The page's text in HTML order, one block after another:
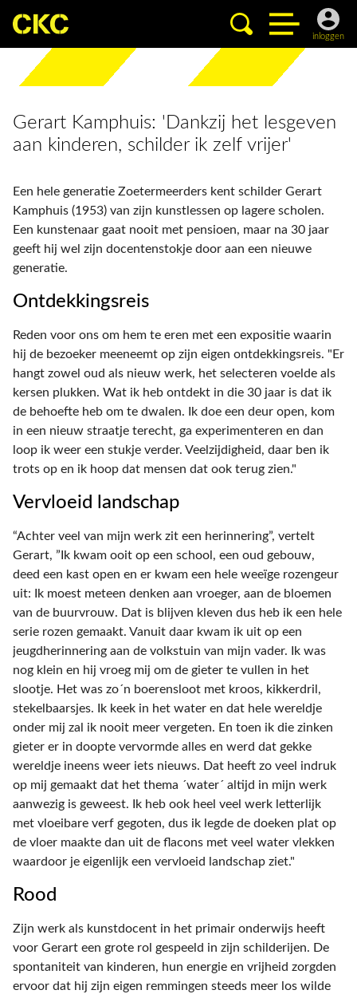
inloggen
Gerart Kamphuis: 'Dankzij het lesgeven
aan kinderen, schilder ik zelf vrijer'
Een hele generatie Zoetermeerders kent schilder Gerart
Kamphuis (1953) van zijn kunstlessen op lagere scholen.
Een kunstenaar gaat nooit met pensioen, maar na 30 jaar
geeft hij wel zijn docentenstokje door aan een nieuwe
generatie.
Ontdekkingsreis
Reden voor ons om hem te eren met een expositie waarin
hij de bezoeker meeneemt op zijn eigen ontdekkingsreis. "Er
hangt zowel oud als nieuw werk, het selecteren voelde als
kersen plukken. Wat ik heb ontdekt in die 30 jaar is dat ik
de behoefte heb om te dwalen. Ik doe een deur open, kom
in een nieuw straatje terecht, ga experimenteren en dan
loop ik weer een stukje verder. Veelzijdigheid, daar ben ik
trots op en ik hoop dat mensen dat ook terug zien."
Vervloeid landschap
“Achter veel van mijn werk zit een herinnering”, vertelt
Gerart, ”Ik kwam ooit op een school, een oud gebouw,
deed een kast open en er kwam een hele weeïge rozengeur
uit: Ik moest meteen denken aan vroeger, aan de bloemen
van de buurvrouw. Dat is blijven kleven dus heb ik een hele
serie rozen gemaakt. Vanuit daar kwam ik uit op een
jeugdherinnering aan de volkstuin van mijn vader. Ik was
nog klein en hij vroeg mij om de gieter te vullen in het
slootje. Het was zo´n boerensloot met kroos, kikkerdril,
stekelbaarsjes. Ik keek in het water en dat hele wereldje
onder mij zal ik nooit meer vergeten. En toen ik die zinken
gieter er in doopte vervormde alles en werd dat gekke
wereldje ineens weer iets nieuws. Dat heeft zo veel indruk
op mij gemaakt dat het thema ´water´ altijd in mijn werk
aanwezig is geweest. Ik heb ook heel veel werk letterlijk
met vloeibare verf gegoten, dus ik legde de doeken plat op
de vloer maakte dan uit de flacons met veel water vlekken
waardoor je eigenlijk een vervloeid landschap ziet."
Rood
Zijn werk als kunstdocent in het primair onderwijs heeft
voor Gerart een grote rol gespeeld in zijn schilderijen. De
spontaniteit van kinderen, hun energie en vrijheid zorgden
ervoor dat hij zijn eigen remmingen steeds meer los wilde